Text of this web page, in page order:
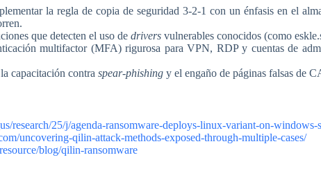
la regla de copia de seguridad 3-2-1 con un énfasis en el
que detecten el uso de drivers vulnerables conocidos (como
multifactor (MFA) rigurosa para VPN, RDP y cuentas de
capacitación contra spear-phishing y el engaño de páginas falsas de
research/25/j/agenda-ransomware-deploys-linux-variant-on-windows-
uncovering-qilin-attack-methods-exposed-through-multiple-cases/
blog/qilin-ransomware